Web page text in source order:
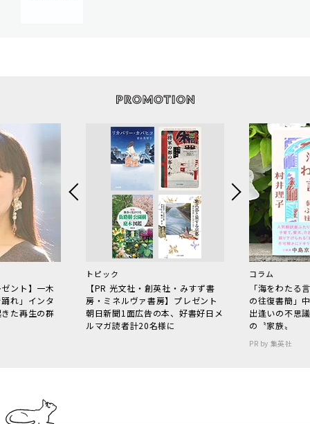
ント】一木
れ」インタ
た再生の群
トピック
【PR 光文社・創英社・みすず書
房・ミネルヴァ書房】プレゼント
朝日新聞1面広告の本、好書好日メ
ルマガ読者計20名様に
コラム
「海をわた
の往復書簡」
出逢いの不思
の〝家族〟
PR by 集英社